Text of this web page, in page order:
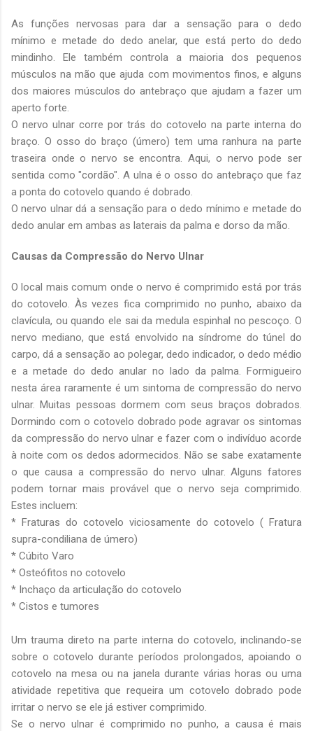
As funções nervosas para dar a sensação para o dedo
mínimo e metade do dedo anelar, que está perto do dedo
mindinho. Ele também controla a maioria dos pequenos
músculos na mão que ajuda com movimentos finos, e alguns
dos maiores músculos do antebraço que ajudam a fazer um
aperto forte.
O nervo ulnar corre por trás do cotovelo na parte interna do
braço. O osso do braço (úmero) tem uma ranhura na parte
traseira onde o nervo se encontra. Aqui, o nervo pode ser
sentida como "cordão". A ulna é o osso do antebraço que faz
a ponta do cotovelo quando é dobrado.
O nervo ulnar dá a sensação para o dedo mínimo e metade do
dedo anular em ambas as laterais da palma e dorso da mão.
Causas da Compressão do Nervo Ulnar
O local mais comum onde o nervo é comprimido está por trás
do cotovelo. Às vezes fica comprimido no punho, abaixo da
clavícula, ou quando ele sai da medula espinhal no pescoço. O
nervo mediano, que está envolvido na síndrome do túnel do
carpo, dá a sensação ao polegar, dedo indicador, o dedo médio
e a metade do dedo anular no lado da palma. Formigueiro
nesta área raramente é um sintoma de compressão do nervo
ulnar. Muitas pessoas dormem com seus braços dobrados.
Dormindo com o cotovelo dobrado pode agravar os sintomas
da compressão do nervo ulnar e fazer com o indivíduo acorde
à noite com os dedos adormecidos. Não se sabe exatamente
o que causa a compressão do nervo ulnar. Alguns fatores
podem tornar mais provável que o nervo seja comprimido.
Estes incluem:
* Fraturas do cotovelo viciosamente do cotovelo ( Fratura
supra-condiliana de úmero)
* Cúbito Varo
* Osteófitos no cotovelo
* Inchaço da articulação do cotovelo
* Cistos e tumores
Um trauma direto na parte interna do cotovelo, inclinando-se
sobre o cotovelo durante períodos prolongados, apoiando o
cotovelo na mesa ou na janela durante várias horas ou uma
atividade repetitiva que requeira um cotovelo dobrado pode
irritar o nervo se ele já estiver comprimido.
Se o nervo ulnar é comprimido no punho, a causa é mais